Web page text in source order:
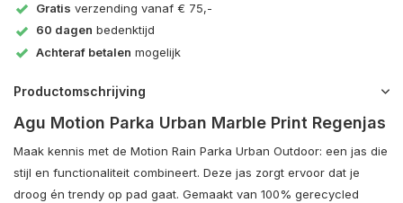
Gratis verzending vanaf € 75,-
60 dagen bedenktijd
Achteraf betalen mogelijk
Productomschrijving
Agu Motion Parka Urban Marble Print Regenjas
Maak kennis met de Motion Rain Parka Urban Outdoor: een jas die
stijl en functionaliteit combineert. Deze jas zorgt ervoor dat je
droog én trendy op pad gaat. Gemaakt van 100% gerecycled